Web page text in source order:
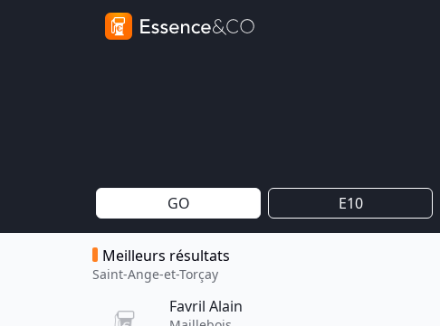
GO E10
Meilleurs résultats
Saint-Ange-et-Torçay
Favril Alain